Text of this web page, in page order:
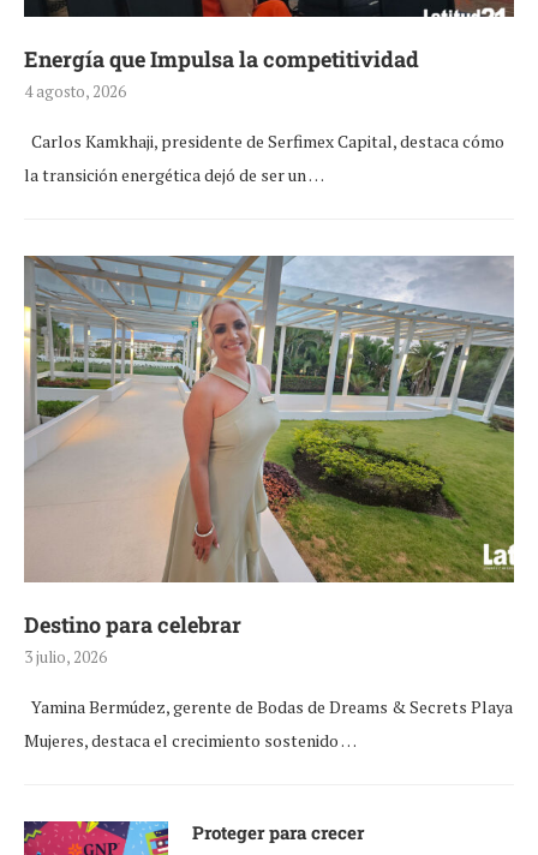
Energía que Impulsa la competitividad
4 agosto, 2026
Carlos Kamkhaji, presidente de Serfimex Capital, destaca cómo
la transición energética dejó de ser un …
Destino para celebrar
3 julio, 2026
Yamina Bermúdez, gerente de Bodas de Dreams & Secrets Playa
Mujeres, destaca el crecimiento sostenido …
Proteger para crecer